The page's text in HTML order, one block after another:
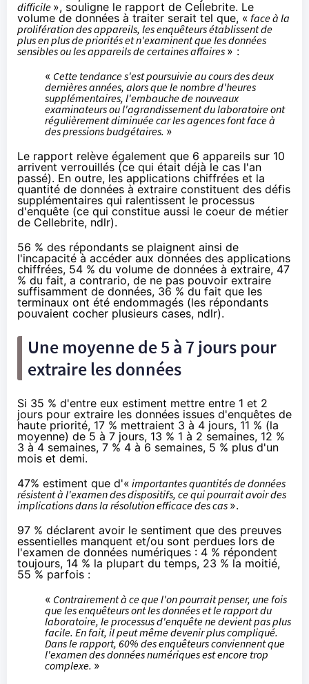
difficile », souligne le rapport de Cellebrite. Le
volume de données à traiter serait tel que, « face à la
prolifération des appareils, les enquêteurs établissent de
plus en plus de priorités et n'examinent que les données
sensibles ou les appareils de certaines affaires » :
« Cette tendance s'est poursuivie au cours des deux
dernières années, alors que le nombre d'heures
supplémentaires, l'embauche de nouveaux
examinateurs ou l'agrandissement du laboratoire ont
régulièrement diminuée car les agences font face à
des pressions budgétaires. »
Le rapport relève également que 6 appareils sur 10
arrivent verrouillés (ce qui était déjà le cas l'an
passé). En outre, les applications chiffrées et la
quantité de données à extraire constituent des défis
supplémentaires qui ralentissent le processus
d'enquête (ce qui constitue aussi le coeur de métier
de Cellebrite, ndlr).
56 % des répondants se plaignent ainsi de
l'incapacité à accéder aux données des applications
chiffrées, 54 % du volume de données à extraire, 47
% du fait, a contrario, de ne pas pouvoir extraire
suffisamment de données, 36 % du fait que les
terminaux ont été endommagés (les répondants
pouvaient cocher plusieurs cases, ndlr).
Une moyenne de 5 à 7 jours pour
extraire les données
Si 35 % d'entre eux estiment mettre entre 1 et 2
jours pour extraire les données issues d'enquêtes de
haute priorité, 17 % mettraient 3 à 4 jours, 11 % (la
moyenne) de 5 à 7 jours, 13 % 1 à 2 semaines, 12 %
3 à 4 semaines, 7 % 4 à 6 semaines, 5 % plus d'un
mois et demi.
47% estiment que d'« importantes quantités de données
résistent à l'examen des dispositifs, ce qui pourrait avoir des
implications dans la résolution efficace des cas ».
97 % déclarent avoir le sentiment que des preuves
essentielles manquent et/ou sont perdues lors de
l'examen de données numériques : 4 % répondent
toujours, 14 % la plupart du temps, 23 % la moitié,
55 % parfois :
« Contrairement à ce que l'on pourrait penser, une fois
que les enquêteurs ont les données et le rapport du
laboratoire, le processus d'enquête ne devient pas plus
facile. En fait, il peut même devenir plus compliqué.
Dans le rapport, 60% des enquêteurs conviennent que
l'examen des données numériques est encore trop
complexe. »